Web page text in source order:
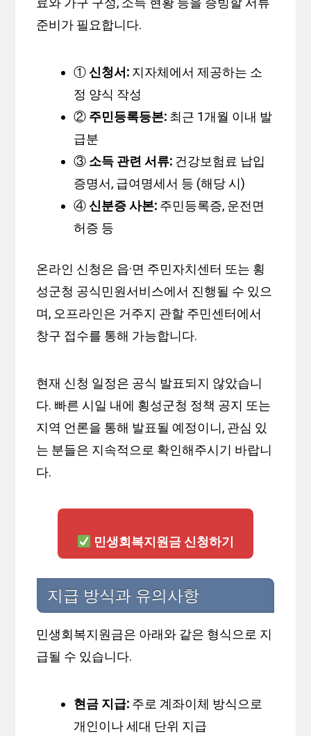
준비가 필요합니다.
① 신청서: 지자체에서 제공하는 소
정 양식 작성
② 주민등록등본: 최근 1개월 이내 발
급분
③ 소득 관련 서류: 건강보험료 납입
증명서, 급여명세서 등 (해당 시)
④ 신분증 사본: 주민등록증, 운전면
허증 등
온라인 신청은 읍·면 주민자치센터 또는 횡
성군청 공식민원서비스에서 진행될 수 있으
며, 오프라인은 거주지 관할 주민센터에서
창구 접수를 통해 가능합니다.
현재 신청 일정은 공식 발표되지 않았습니
다. 빠른 시일 내에 횡성군청 정책 공지 또는
지역 언론을 통해 발표될 예정이니, 관심 있
는 분들은 지속적으로 확인해주시기 바랍니
다.
민생회복지원금 신청하기
지급 방식과 유의사항
민생회복지원금은 아래와 같은 형식으로 지
급될 수 있습니다.
현금 지급: 주로 계좌이체 방식으로
개인이나 세대 단위 지급